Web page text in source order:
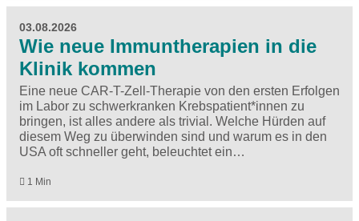
03.08.2026
Wie neue Immuntherapien in die
Klinik kommen
Eine neue CAR-T-Zell-Therapie von den ersten Erfolgen
im Labor zu schwerkranken Krebspatient*innen zu
bringen, ist alles andere als trivial. Welche Hürden auf
diesem Weg zu überwinden sind und warum es in den
USA oft schneller geht, beleuchtet ein…
1 Min